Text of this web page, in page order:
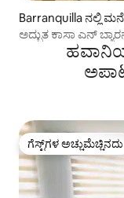
Barranquilla ನಲ್ಲಿ ಮನೆ
ಅದ್ಭುತ ಕಾಸಾ ಎನ್
ಗೆಸ್ಟ್‌ಗಳ ಅಚ್ಚುಮೆಚ್ಚಿನದು
ಗೆಸ್ಟ್‌ಗಳ ಅಚ್ಚುಮೆಚ್ಚಿನದು